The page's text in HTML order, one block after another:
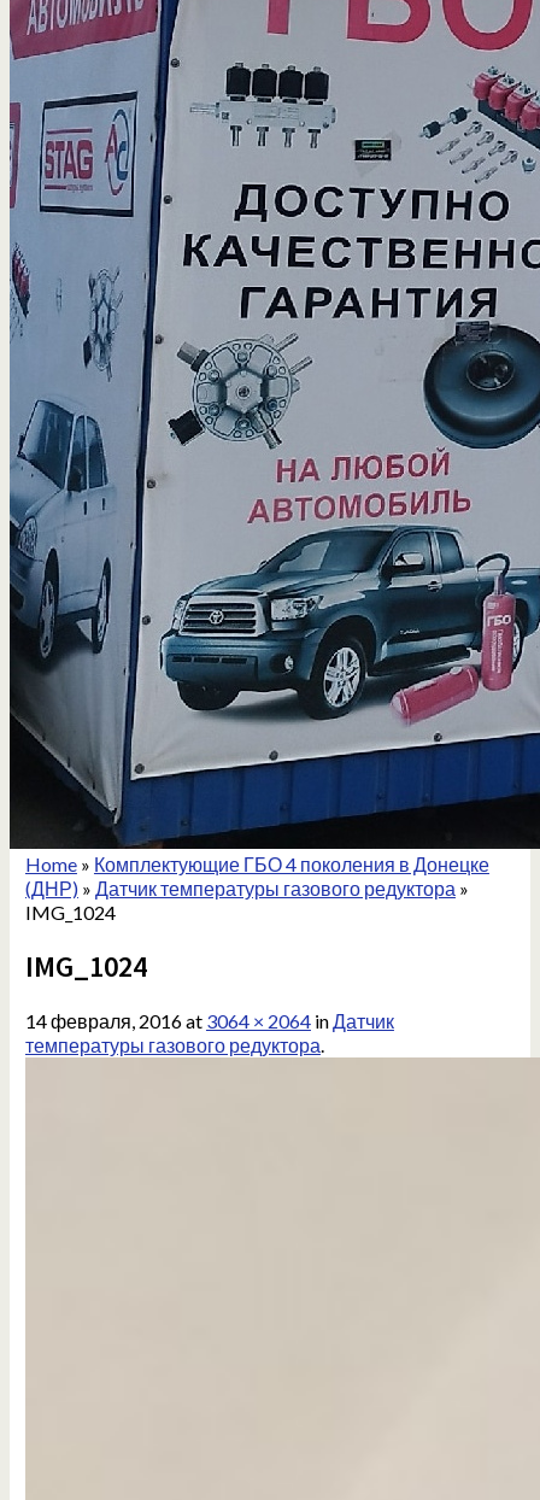
Home» Комплектующие ГБО 4 поколения в Донецке
(ДНР)» Датчик температуры газового редуктора »
IMG_1024
IMG_1024
14 февраля, 2016at 3064 × 2064inДатчик
температуры газового редуктора.